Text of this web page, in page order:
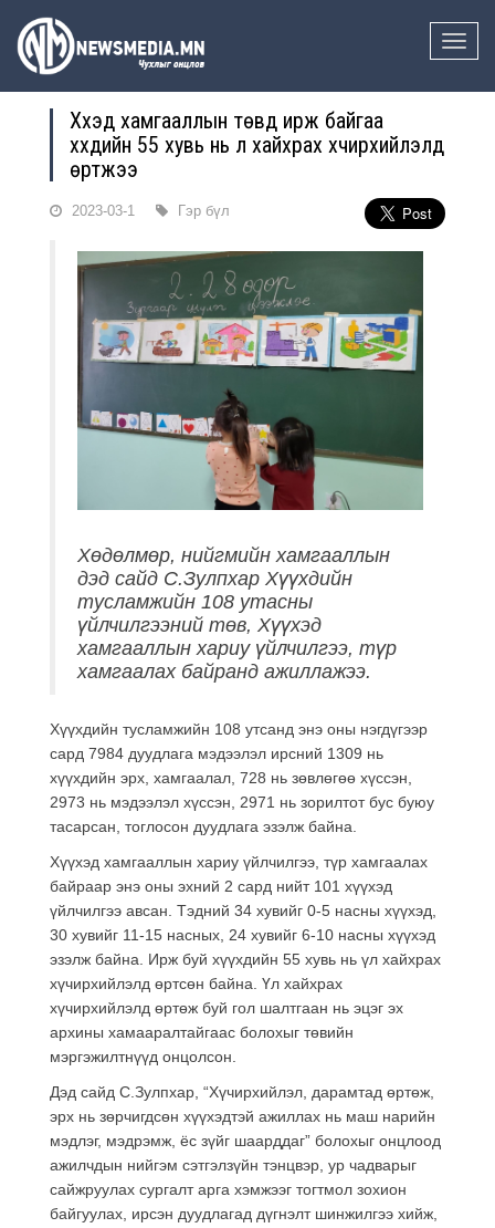
Toggle
Хүүхэд хамгааллын төвд ирж байгаа
хүүхдийн 55 хувь нь үл хайхрах хүчирхийлэлд
өртжээ
2023-03-1 Гэр бүл
Хөдөлмөр, нийгмийн хамгааллын
дэд сайд С.Зулпхар Хүүхдийн
тусламжийн 108 утасны
үйлчилгээний төв, Хүүхэд
хамгааллын хариу үйлчилгээ, түр
хамгаалах байранд ажиллажээ.
Хүүхдийн тусламжийн 108 утсанд энэ оны нэгдүгээр
сард 7984 дуудлага мэдээлэл ирсний 1309 нь
хүүхдийн эрх, хамгаалал, 728 нь зөвлөгөө хүссэн,
2973 нь мэдээлэл хүссэн, 2971 нь зорилтот бус буюу
тасарсан, тоглосон дуудлага эзэлж байна.
Хүүхэд хамгааллын хариу үйлчилгээ, түр хамгаалах
байраар энэ оны эхний 2 сард нийт 101 хүүхэд
үйлчилгээ авсан. Тэдний 34 хувийг 0-5 насны хүүхэд,
30 хувийг 11-15 насных, 24 хувийг 6-10 насны хүүхэд
эзэлж байна. Ирж буй хүүхдийн 55 хувь нь үл хайхрах
хүчирхийлэлд өртсөн байна. Үл хайхрах
хүчирхийлэлд өртөж буй гол шалтгаан нь эцэг эх
архины хамааралтайгаас болохыг төвийн
мэргэжилтнүүд онцолсон.
Дэд сайд С.Зулпхар, “Хүчирхийлэл, дарамтад өртөж,
эрх нь зөрчигдсөн хүүхэдтэй ажиллах нь маш нарийн
мэдлэг, мэдрэмж, ёс зүйг шаарддаг” болохыг онцлоод
ажилчдын нийгэм сэтгэлзүйн тэнцвэр, ур чадварыг
сайжруулах сургалт арга хэмжээг тогтмол зохион
байгуулах, ирсэн дуудлагад дүгнэлт шинжилгээ хийж,